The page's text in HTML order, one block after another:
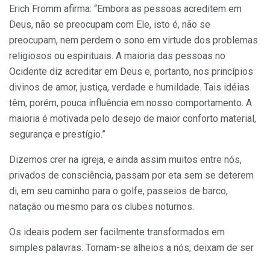
Erich Fromm afirma: “Embora as pessoas acreditem em
Deus, não se preocupam com Ele, isto é, não se
preocupam, nem perdem o sono em virtude dos problemas
religiosos ou espirituais. A maioria das pessoas no
Ocidente diz acreditar em Deus e, portanto, nos princípios
divinos de amor, justiça, verdade e humildade. Tais idéias
têm, porém, pouca influência em nosso comportamento. A
maioria é motivada pelo desejo de maior conforto material,
segurança e prestígio.”
Dizemos crer na igreja, e ainda assim muitos entre nós,
privados de consciência, passam por eta sem se deterem
di, em seu caminho para o golfe, passeios de barco,
natação ou mesmo para os clubes noturnos.
Os ideais podem ser facilmente transformados em
simples palavras. Tornam-se alheios a nós, deixam de ser